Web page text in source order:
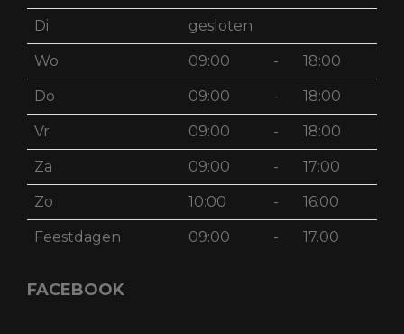
Di gesloten
Wo 09:00 - 18:00
Do 09:00 - 18:00
Vr 09:00 - 18:00
Za 09:00 - 17:00
Zo 10:00 - 16:00
Feestdagen 09:00 - 17.00
FACEBOOK